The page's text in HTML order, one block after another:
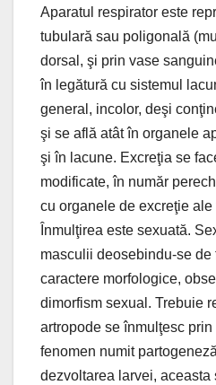
Aparatul respirator este
tubulară sau poligonală
dorsal, şi prin vase
în legătură cu sistemul
general, incolor, deşi
şi se află atât în organele
şi în lacune. Excreţia se
modificate, în număr
cu organele de excreţie
Înmulţirea este sexuată.
masculii deosebindu-se
caractere morfologice,
dimorfism sexual. Trebuie
artropode se înmulţesc
fenomen numit
dezvoltarea larvei, aceasta